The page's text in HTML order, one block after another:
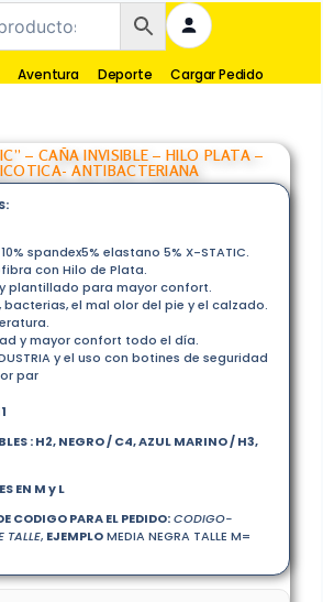
Aventura Deporte Cargar Pedido
– CAÑA INVISIBLE – HILO PLATA –
ANTIBACTERIANA
spandex5% elastano 5% X-STATIC.
con Hilo de Plata.
y plantillado para mayor confort.
bacterias, el mal olor del pie y el calzado.
y mayor confort todo el día.
y el uso con botines de seguridad
par
: H2, NEGRO / C4, AZUL MARINO / H3,
EN M y L
CODIGO PARA EL PEDIDO:CODIGO-
TALLE, EJEMPLOMEDIA NEGRA TALLE M=